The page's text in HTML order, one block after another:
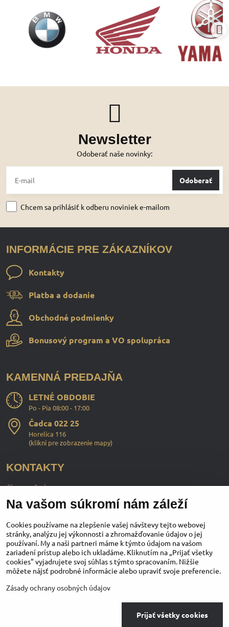
Newsletter
Odoberať naše novinky:
Odoberať
Chcem sa prihlásiť k odberu noviniek e-mailom
INFORMÁCIE PRE ZÁKAZNÍKOV
Kontakty
Platba a dodanie
Obchodné podmienky
Bonusový program a VO spolupráca
KAMENNÁ PREDAJŇA
LETNÉ OBDOBIE
Po - Pia 08:00 - 17:00
Čadca 022 25
Horelica 116
(klikni pre zobrazenie mapy)
KONTAKTY
ChopperStyle s.r.o.
Ing. Martin Murčo
+421 911 364 555
obchod​@chopperstyle​.sk
Instagram Facebook
Copyright
Zásady ochrany osobných údajov
Na vašom súkromí nám záleží
Cookies používame na zlepšenie vašej návštevy tejto webovej
stránky, analýzu jej výkonnosti a zhromažďovanie údajov o jej
používaní. My a naši partneri máme k týmto údajom na vašom
zariadení prístup alebo ich ukladáme. Kliknutím na „Prijať všetky
cookies" vyjadrujete svoj súhlas s týmto spracovaním. Nižšie
môžete nájsť podrobné informácie alebo upraviť svoje preferencie.
Zásady ochrany osobných údajov
Prijať všetky cookies